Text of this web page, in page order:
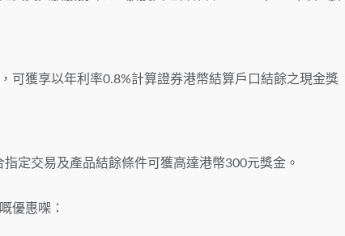
可獲享以年利率0.8%計算證券港幣結算戶口結餘之現金獎
定交易及產品結餘條件可獲高達港幣300元獎金。
優惠㗎：